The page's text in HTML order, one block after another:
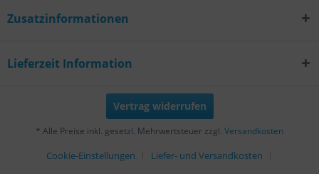
Zusatzinformationen
Lieferzeit Information
Vertrag widerrufen
* Alle Preise inkl. gesetzl. Mehrwertsteuer zzgl. Versandkosten
Cookie-Einstellungen
Liefer- und Versandkosten